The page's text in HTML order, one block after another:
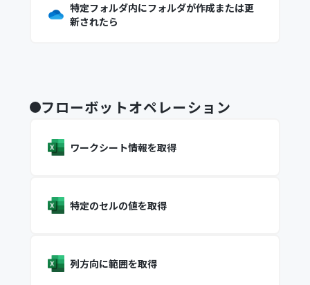
特定フォルダ内にフォルダが作成または更
新されたら
フローボットオペレーション
ワークシート情報を取得
特定のセルの値を取得
列方向に範囲を取得